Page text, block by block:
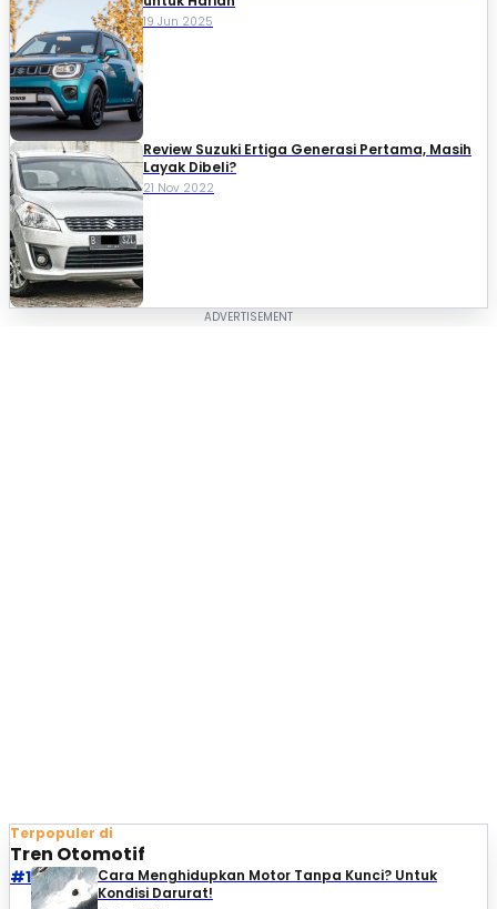
19 Jun 2025
Review Suzuki Ertiga Generasi Pertama, Masih
Layak Dibeli?
21 Nov 2022
Terpopuler di
Tren Otomotif
#1
Cara Menghidupkan Motor Tanpa Kunci? Untuk
Kondisi Darurat!